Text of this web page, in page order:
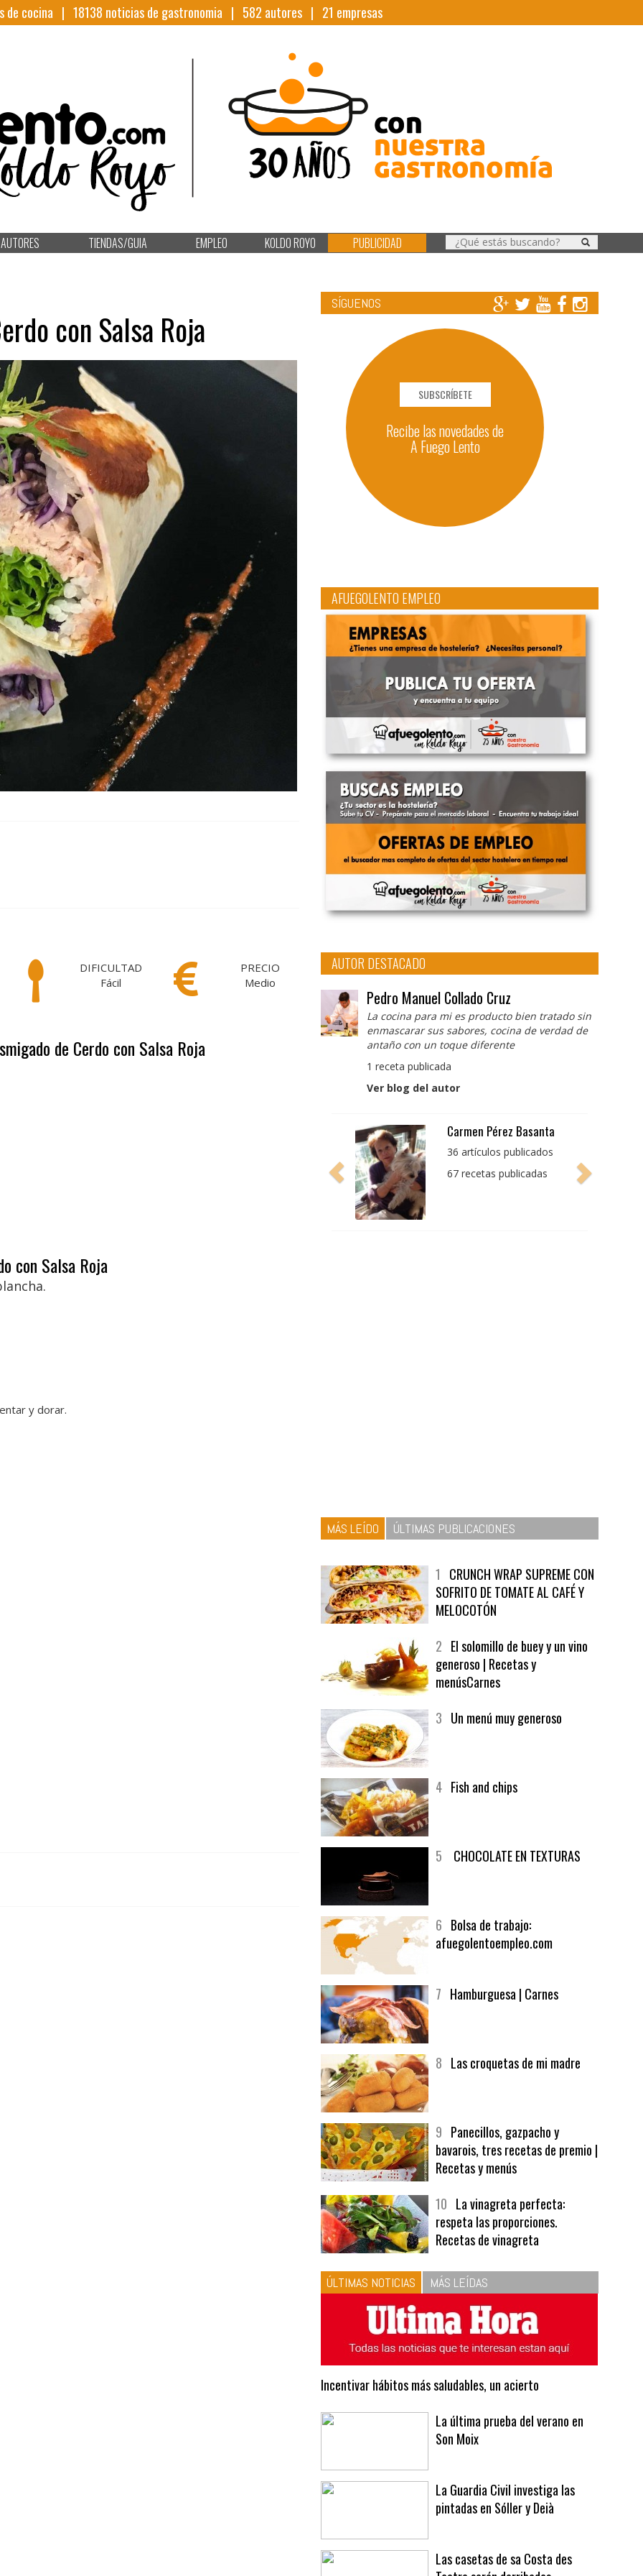
de cocina | 18138 noticias de gastronomia | 582 autores | 21 empresas
AUTORES TIENDAS/GUIA EMPLEO KOLDO ROYO PUBLICIDAD
con Salsa Roja
DIFICULTAD
Fácil
PRECIO
Medio
de Cerdo con Salsa Roja
con Salsa Roja
y dorar.
SÍGUENOS
SUBSCRÍBETE
Recibe las novedades de
A Fuego Lento
AFUEGOLENTO EMPLEO
AUTOR DESTACADO
Pedro Manuel Collado Cruz
La cocina para mi es producto bien tratado sin
enmascarar sus sabores, cocina de verdad de
antaño con un toque diferente
1 receta publicada
Ver blog del autor
Pedro Manuel Collado
Cruz
producto bien tratado
MÁS LEÍDO ÚLTIMAS PUBLICACIONES
SOFRITO DE TOMATE AL CAFÉ Y
MELOCOTÓN
generoso | Recetas y
afuegolentoempleo.com
bavarois, tres recetas de premio |
Recetas y menús
respeta las proporciones.
Recetas de vinagreta
ÚLTIMAS NOTICIAS MÁS LEÍDAS
Incentivar hábitos más saludables, un acierto
Son Moix
pintadas en Sóller y Deià